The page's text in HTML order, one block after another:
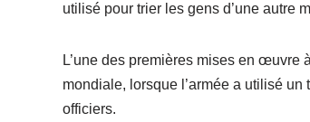
utilisé pour trier les gens d’une autre
L’une des premières mises en œuvre
mondiale, lorsque l’armée a utilisé
officiers.